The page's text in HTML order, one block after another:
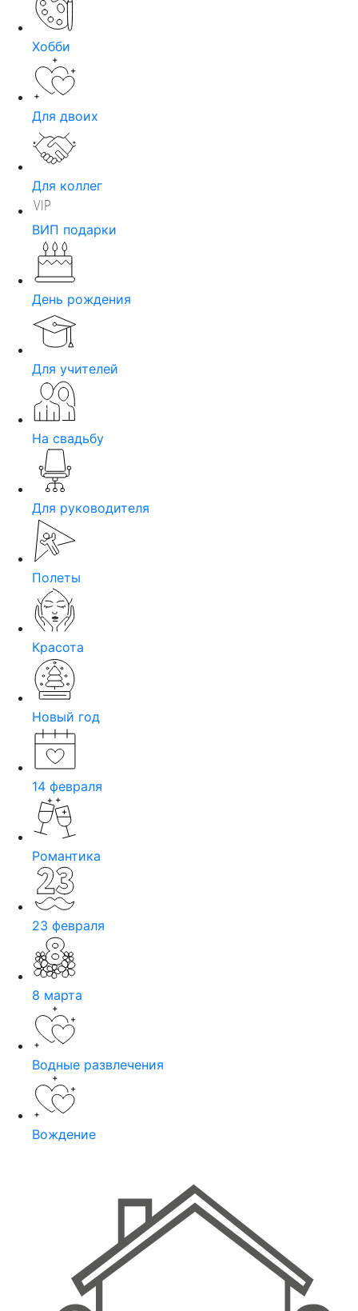
Хобби
Для двоих
Для коллег
ВИП подарки
День рождения
Для учителей
На свадьбу
Для руководителя
Полеты
Красота
Новый год
14 февраля
Романтика
23 февраля
8 марта
Водные развлечения
Вождение